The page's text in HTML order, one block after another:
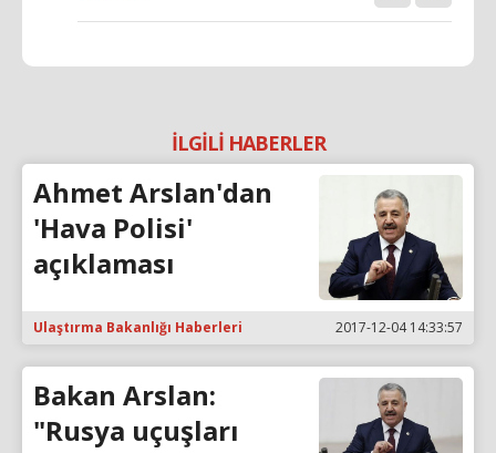
İLGİLİ HABERLER
Ahmet Arslan'dan
'Hava Polisi'
açıklaması
Ulaştırma Bakanlığı Haberleri 2017-12-04 14:33:57
Bakan Arslan:
"Rusya uçuşları